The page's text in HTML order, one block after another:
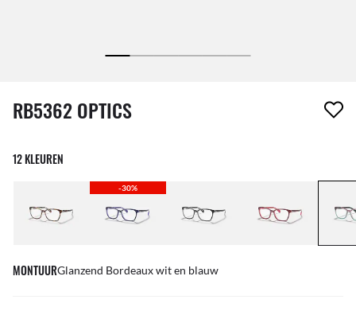
1 item is uit je verlanglijst verwijderd
RB5362 OPTICS
12 KLEUREN
-30%
MONTUURGlanzend Bordeaux wit en blauw